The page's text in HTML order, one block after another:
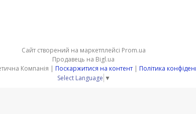
Сайт створений на маркетплейсі Prom.ua
Продавець на Bigl.ua
Подільська Косметична Компанія | Поскаржитися на контент | Політика
Select Language ▼